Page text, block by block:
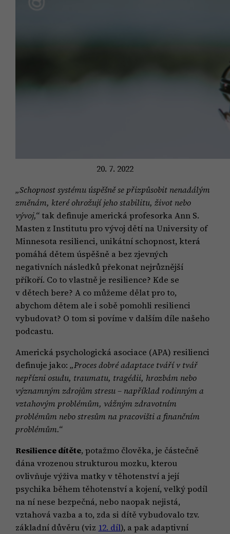
20. 7. 2022
„Schopnost systému úspěšně se přizpůsobit nenadálým
změnám, které ohrožují jeho stabilitu, život nebo
vývoj,“tak definuje americká profesorka Ann S.
Masten z Institutu pro vývoj dětí na University of
Minnesota resilienci, unikátní schopnost, která
pomáhá dětem úspěšně a bez zjevných
negativních následků překonat nejrůznější
příkoří. Co to vlastně je resilience? Kde se
v dětech bere? A co můžeme dělat pro to,
abychom dětem ale i sobě pomohli resilienci
vybudovat? O tom si povíme v dalším díle našeho
podcastu.
Americká psychologická asociace (APA) resilienci
definuje jako:„Proces dobré adaptace tváří v tvář
nepřízni osudu, traumatu, tragédii, hrozbám nebo
významným zdrojům stresu – například rodinným a
vztahovým problémům, vážným zdravotním
problémům nebo stresům na pracovišti a finančním
problémům.“
Resilience dítěte, potažmo člověka, je částečně
dána vrozenou strukturou mozku, kterou
ovlivňuje výživa matky v těhotenství a její
psychika během těhotenství a kojení, velký podíl
na ní nese bezpečná, nebo naopak nejistá,
vztahová vazba a to, zda si dítě vybudovalo tzv.
základní důvěru (viz 12. díl), a pak adaptivní